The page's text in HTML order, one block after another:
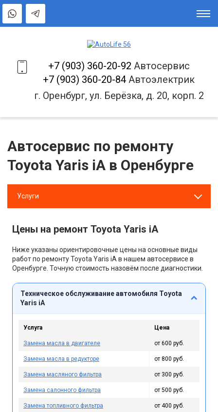
+7 (903) 360-20-92 Автосервис
+7 (903) 360-20-84 Автоэлектрик
г. Оренбург, ул. Берёзка, д. 20, корп. 2
Автосервис по ремонту
Toyota Yaris iA в Оренбурге
Услуги
Цены на ремонт Toyota Yaris iA
Ниже указаны ориентировочные цены на основные виды
работ по ремонту Toyota Yaris iA в нашем автосервисе в
Оренбурге. Точную стоимость назовём после диагностики.
Техническое обслуживание автомобиля Toyota
Yaris iA
Услуга Цена
Замена масла в двигателе от 600 руб.
Замена масла в редукторе от 800 руб.
Замена масляного фильтра от 300 руб.
Замена салонного фильтра от 500 руб.
Замена топливного фильтра от 400 руб.